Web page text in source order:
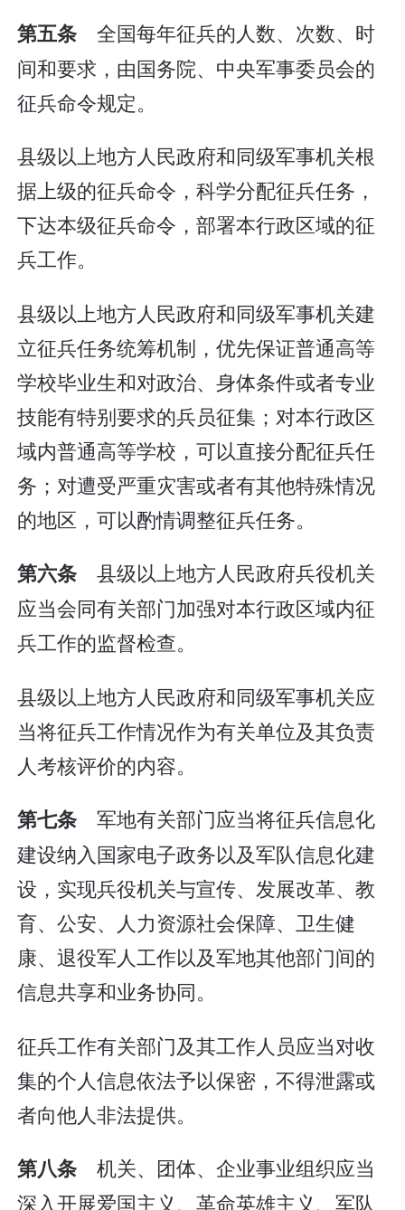
第五条 全国每年征兵的人数、次数、时
间和要求，由国务院、中央军事委员会的
征兵命令规定。
县级以上地方人民政府和同级军事机关根
据上级的征兵命令，科学分配征兵任务，
下达本级征兵命令，部署本行政区域的征
兵工作。
县级以上地方人民政府和同级军事机关建
立征兵任务统筹机制，优先保证普通高等
学校毕业生和对政治、身体条件或者专业
技能有特别要求的兵员征集；对本行政区
域内普通高等学校，可以直接分配征兵任
务；对遭受严重灾害或者有其他特殊情况
的地区，可以酌情调整征兵任务。
第六条 县级以上地方人民政府兵役机关
应当会同有关部门加强对本行政区域内征
兵工作的监督检查。
县级以上地方人民政府和同级军事机关应
当将征兵工作情况作为有关单位及其负责
人考核评价的内容。
第七条 军地有关部门应当将征兵信息化
建设纳入国家电子政务以及军队信息化建
设，实现兵役机关与宣传、发展改革、教
育、公安、人力资源社会保障、卫生健
康、退役军人工作以及军地其他部门间的
信息共享和业务协同。
征兵工作有关部门及其工作人员应当对收
集的个人信息依法予以保密，不得泄露或
者向他人非法提供。
第八条 机关、团体、企业事业组织应当
深入开展爱国主义、革命英雄主义、军队